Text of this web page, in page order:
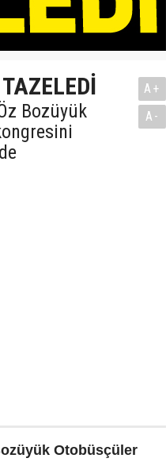
Bozüyük
A+
A-
Otobüsçüler